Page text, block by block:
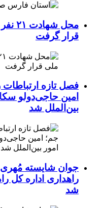
محل
قرار گرفت
فصل تازه
امین حاجی‌دولو
بین‌الملل شد
جوان شایسته
راهداری اداره کل
شد